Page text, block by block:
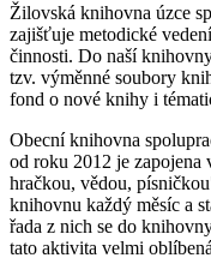
Žilovská knihovna úzce
zajišťuje metodické
činnosti. Do naší
tzv. výměnné soubory
fond o nové knihy i
Obecní knihovna
od roku 2012 je
hračkou, vědou,
knihovnu každý měsíc a
řada z nich se do
tato aktivita velmi